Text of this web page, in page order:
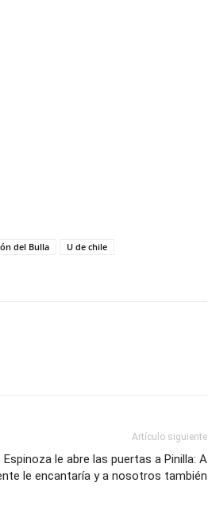
del Bulla
U de chile
Artículo siguiente
Espinoza le abre las puertas a Pinilla: A
le encantaría y a nosotros también